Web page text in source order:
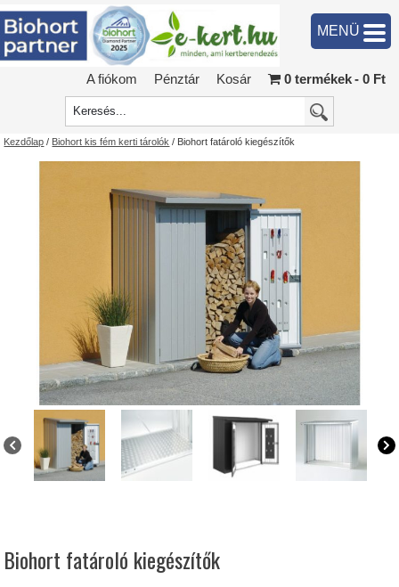
A fiókom Pénztár Kosár 0 termékek 0 Ft
MENÜ
Kezdőlap / Biohort kis fém kerti tárolók / Biohort fatároló kiegészítők
Biohort fatároló kiegészítők